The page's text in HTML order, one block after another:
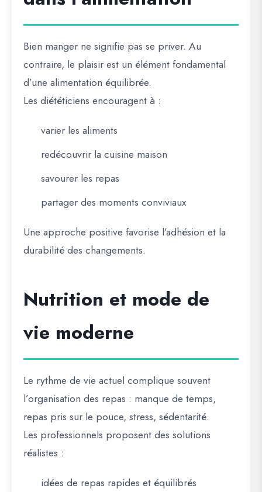
Bien manger ne signifie pas se priver. Au
contraire, le plaisir est un élément fondamental
d’une alimentation équilibrée.
Les diététiciens encouragent à :
varier les aliments
redécouvrir la cuisine maison
savourer les repas
partager des moments conviviaux
Une approche positive favorise l’adhésion et la
durabilité des changements.
Nutrition et mode de
vie moderne
Le rythme de vie actuel complique souvent
l’organisation des repas : manque de temps,
repas pris sur le pouce, stress, sédentarité.
Les professionnels proposent des solutions
réalistes :
idées de repas rapides et équilibrés